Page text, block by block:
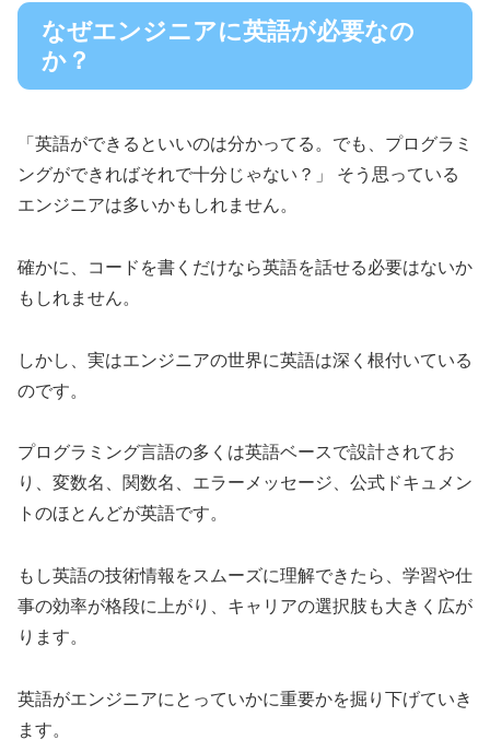
なぜエンジニアに英語が必要なの
か？
「英語ができるといいのは分かってる。でも、プログラミ
ングができればそれで十分じゃない？」 そう思っている
エンジニアは多いかもしれません。
確かに、コードを書くだけなら英語を話せる必要はないか
もしれません。
しかし、実はエンジニアの世界に英語は深く根付いている
のです。
プログラミング言語の多くは英語ベースで設計されてお
り、変数名、関数名、エラーメッセージ、公式ドキュメン
トのほとんどが英語です。
もし英語の技術情報をスムーズに理解できたら、学習や仕
事の効率が格段に上がり、キャリアの選択肢も大きく広が
ります。
英語がエンジニアにとっていかに重要かを掘り下げていき
ます。